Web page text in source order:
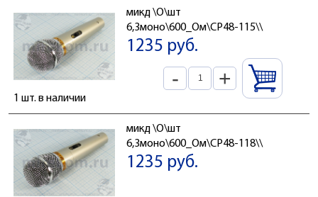
микд \O\шт
6,3моно\600_Ом\CP48-115\\
1235 руб.
- +
1 шт. в наличии
микд \O\шт
6,3моно\600_Ом\CP48-118\\
1235 руб.